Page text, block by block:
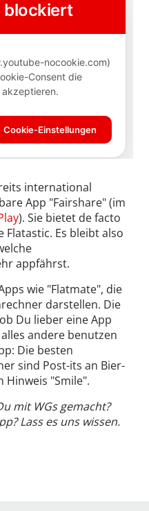
international
App "Fairshare" (im
). Sie bietet de facto
Flatastic. Es bleibt also
appfährst.
wie "Flatmate", die
darstellen. Die
Du lieber eine App
andere benutzen
Die besten
sind Post-its an Bier-
Hinweis "Smile".
mit WGs gemacht?
Lass es uns wissen.